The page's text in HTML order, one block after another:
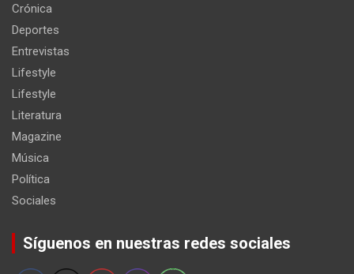
Crónica
Deportes
Entrevistas
Lifestyle
Lifestyle
Literatura
Magazine
Música
Política
Sociales
Síguenos en nuestras redes sociales